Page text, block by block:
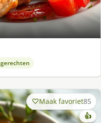
Maak favoriet85
👍